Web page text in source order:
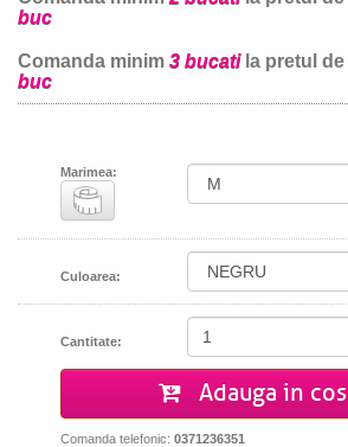
buc
Comanda minim 3 bucatila pretul de
buc
Marimea:
Culoarea:
Cantitate:
Adauga in cos
Comanda telefonic: 0371236351